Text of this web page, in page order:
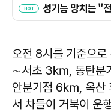
오전 8시를 기준으로
∼서초 3㎞, 동탄분
안분기점 6㎞, 옥산
서 차들이 거북이 운